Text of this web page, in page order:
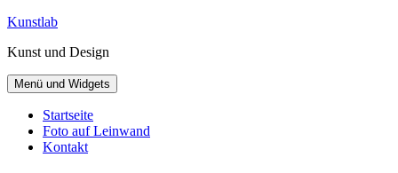
Zum
springen
Kunstlab
Kunst und Design
Menü und Widgets
Startseite
Foto auf Leinwand
Kontakt